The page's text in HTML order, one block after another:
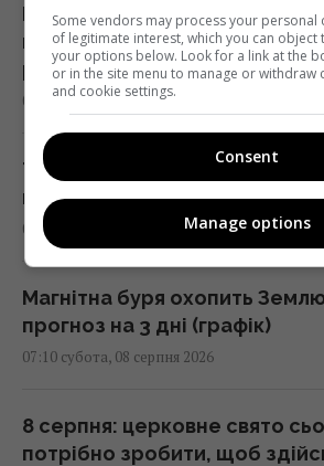
Полуниця проти лохини:
показало, в якій ягоді
речовин
07:31 субота, 08 серпня 2026
Три Спаси, Успіння та
православний календар на
07:30 субота, 08 серпня 2026
Магнітна буря охопить
прогноз на 3 дні (графік)
07:10 субота, 08 серпня 2026
8 серпня: церковне свято
потрібно зробити, щоб
Some vendors may process your personal
of legitimate interest, which you can object
your options below. Look for a link at the
or in the site menu to manage or withdraw
and cookie settings.
Consent
Manage options